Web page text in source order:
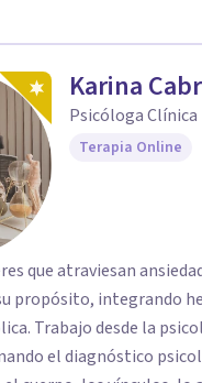
Karina
Psicóloga Clínica
Terapia Online
que atraviesan
propósito, integrando
Trabajo desde la
el diagnóstico